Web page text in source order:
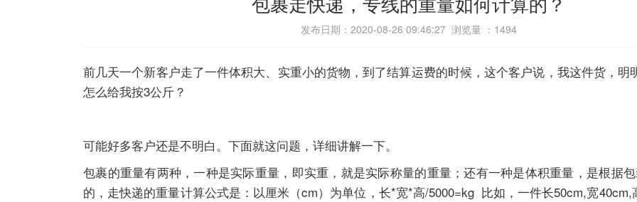
发布日期：2020-08-26 09:46:27 浏览量 ： 1494
前几天一个新客户走了一件体积大、实重小的货物，到了结算运费的时候，这个客户说，我这件货，明
怎么给我按3公斤？
可能好多客户还是不明白。下面就这问题，详细讲解一下。
包裹的重量有两种，一种是实际重量，即实重，就是实际称量的重量；还有一种是体积重量，是根据
的，走快递的重量计算公式是：以厘米（cm）为单位，长*宽*高/5000=kg 比如，一件长50cm,宽40cm,